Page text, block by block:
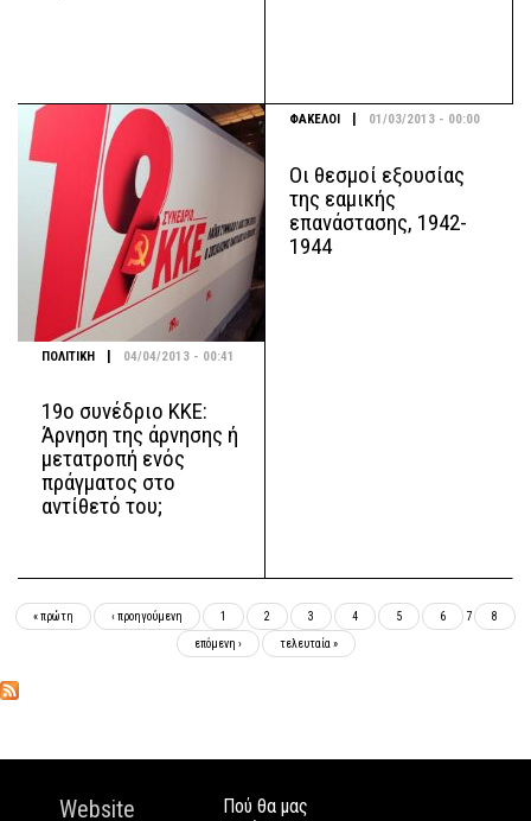
ΠΟΛΙΤΙΚΗ | 04/04/2013 - 00:41
19ο συνέδριο ΚΚΕ:
Άρνηση της άρνησης ή
μετατροπή ενός
πράγματος στο
αντίθετό του;
ΦΑΚΕΛΟΙ 01/03/2013 - 00:00
Οι θεσμοί εξουσίας
της εαμικής
επανάστασης, 1942-
1944
Σελίδες
« πρώτη ‹ προηγούμενη 1 2 3 4 5 6 7 8
επόμενη › τελευταία »
Website
Πού θα μας